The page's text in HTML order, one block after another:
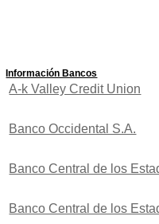
Información Bancos
A-k Valley Credit Union
Banco Occidental S.A.
Banco Central de los
Banco Central de los